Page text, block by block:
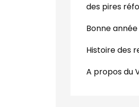
des pires
Bonne
Histoire des
A propos du